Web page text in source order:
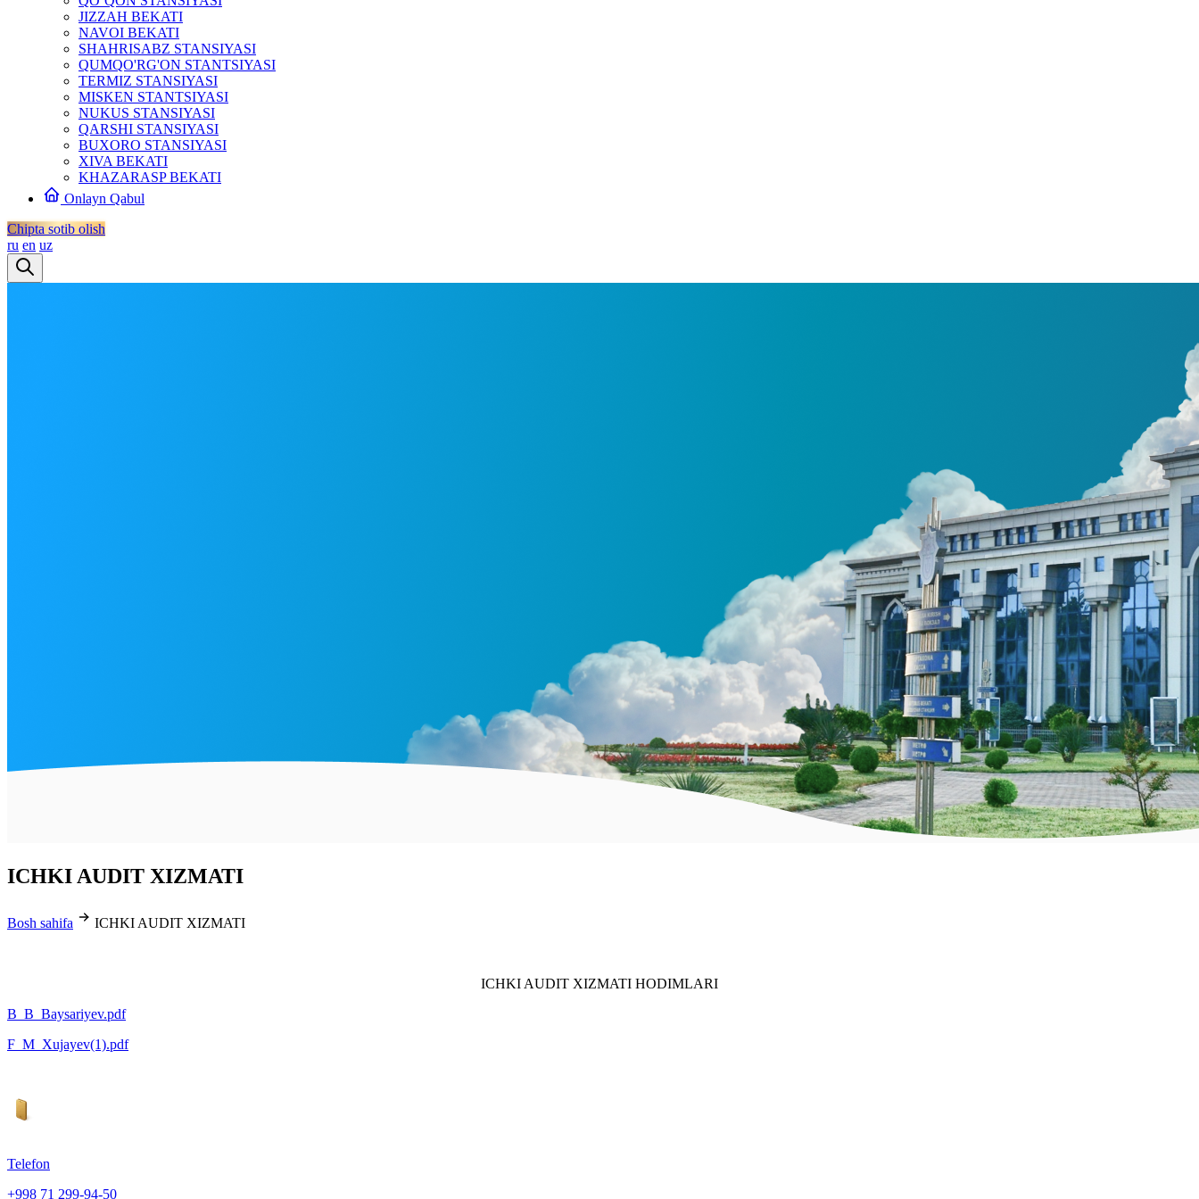
JIZZAH BEKATI
NAVOI BEKATI
SHAHRISABZ STANSIYASI
QUMQO'RG'ON STANTSIYASI
TERMIZ STANSIYASI
MISKEN STANTSIYASI
NUKUS STANSIYASI
QARSHI STANSIYASI
BUXORO STANSIYASI
XIVA BEKATI
KHAZARASP BEKATI
Onlayn Qabul
Chipta sotib olish
ru en uz
ICHKI AUDIT XIZMATI
Bosh sahifa ICHKI AUDIT XIZMATI
ICHKI AUDIT XIZMATI HODIMLARI
B_B_Baysariyev.pdf
F_M_Xujayev(1).pdf
Telefon
+998 71 299-94-50